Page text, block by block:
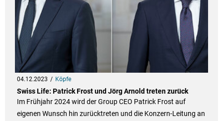
04.12.2023 Köpfe
Swiss Life: Patrick Frost und Jörg Arnold treten zurück
Im Frühjahr 2024 wird der Group CEO Patrick Frost auf
eigenen Wunsch hin zurücktreten und die Konzern-Leitung an